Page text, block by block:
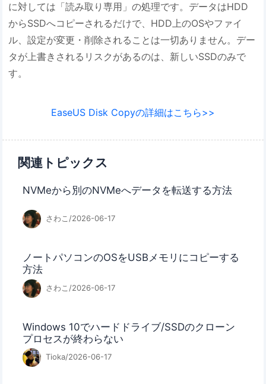
に対しては「読み取り専用」の処理です。データはHDD
からSSDへコピーされるだけで、HDD上のOSやファイ
ル、設定が変更・削除されることは一切ありません。デー
タが上書きされるリスクがあるのは、新しいSSDのみで
す。
EaseUS Disk Copyの詳細はこちら>>
関連トピックス
NVMeから別のNVMeへデータを転送する方法
さわこ/2026-06-17
ノートパソコンのOSをUSBメモリにコピーする
方法
さわこ/2026-06-17
Windows 10でハードドライブ/SSDのクローン
プロセスが終わらない
Tioka/2026-06-17